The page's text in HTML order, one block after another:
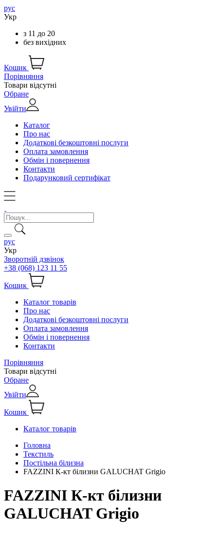
рус
Укр
з 11 до 20
без вихідних
Кошик
Порівняння
Товари відсутні
Обране
Увійти
Каталог
Про нас
Додаткові безкоштовні послуги
Оплата замовлення
Обмін і повернення
Контакти
Подарунковий сертифікат
рус
Укр
Зворотній дзвінок
+38 (068) 123 11 55
Кошик
Каталог товарів
Про нас
Додаткові безкоштовні послуги
Оплата замовлення
Обмін і повернення
Контакти
Порівняння
Товари відсутні
Обране
Увійти
Кошик
Каталог товарів
Головна
Текстиль
Постільна білизна
FAZZINI К-кт білизни GALUCHAT Grigio
FAZZINI К-кт білизни
GALUCHAT Grigio